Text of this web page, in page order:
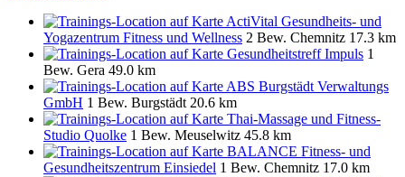
ActiVital Gesundheits- und
Yogazentrum Fitness und Wellness 2 Bew. Chemnitz 17.3 km
Gesundheitstreff Impuls 1
Bew. Gera 49.0 km
ABS Burgstädt Verwaltungs
GmbH 1 Bew. Burgstädt 20.6 km
Thai-Massage und Fitness-
Studio Quolke 1 Bew. Meuselwitz 45.8 km
BALANCE Fitness- und
Gesundheitszentrum Einsiedel 1 Bew. Chemnitz 17.0 km